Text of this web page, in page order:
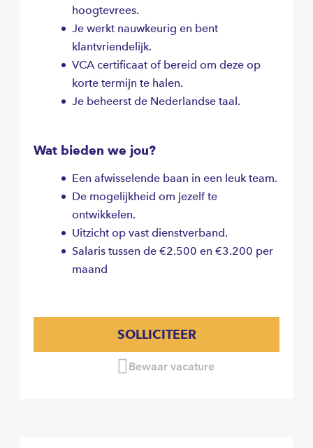
hoogtevrees.
Je werkt nauwkeurig en bent
klantvriendelijk.
VCA certificaat of bereid om deze op
korte termijn te halen.
Je beheerst de Nederlandse taal.
Wat bieden we jou?
Een afwisselende baan in een leuk team.
De mogelijkheid om jezelf te
ontwikkelen.
Uitzicht op vast dienstverband.
Salaris tussen de €2.500 en €3.200 per
maand
SOLLICITEER
Bewaar vacature